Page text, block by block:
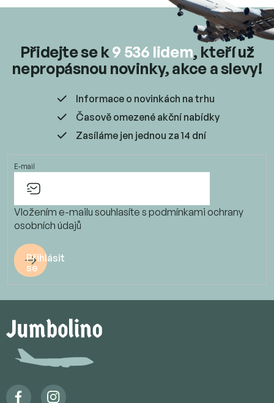
Přidejte se k9 536 lidem, kteří už
nepropásnou novinky, akce a slevy!
Informace o novinkách na trhu
Časově omezené akční nabídky
Zasíláme jen jednou za 14 dní
E-mail
Vložením e-mailu souhlasíte s podmínkami ochrany
osobních údajů
Přihlásit
se
p